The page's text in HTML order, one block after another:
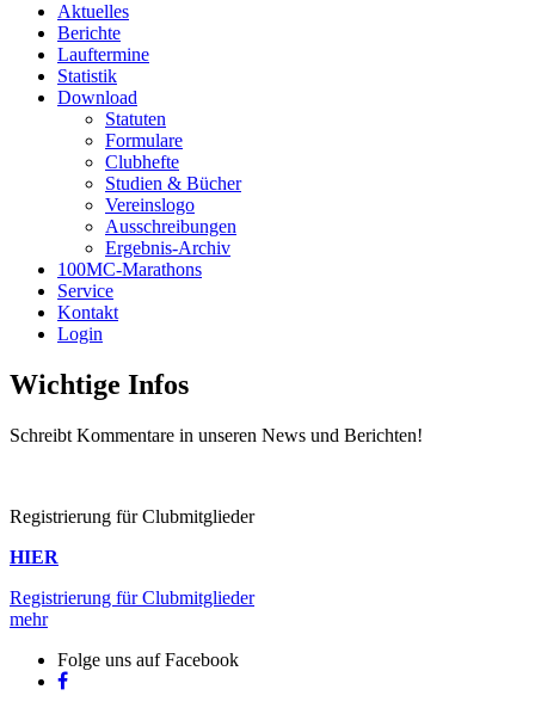
Aktuelles
Berichte
Lauftermine
Statistik
Download
Statuten
Formulare
Clubhefte
Studien & Bücher
Vereinslogo
Ausschreibungen
Ergebnis-Archiv
100MC-Marathons
Service
Kontakt
Login
Wichtige Infos
Schreibt Kommentare in unseren News und Berichten!
Registrierung für Clubmitglieder
HIER
Registrierung für Clubmitglieder
mehr
Folge uns auf Facebook
facebook